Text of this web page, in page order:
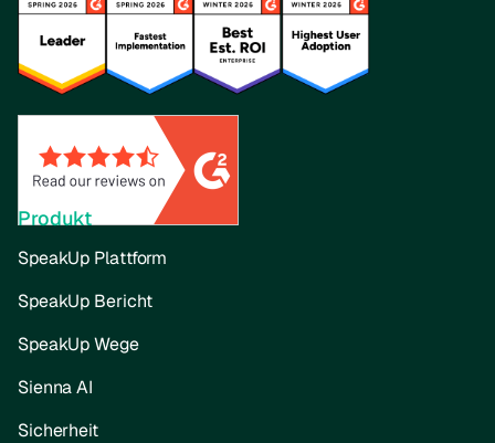
Produkt
SpeakUp Plattform
SpeakUp Bericht
SpeakUp Wege
Sienna AI
Sicherheit